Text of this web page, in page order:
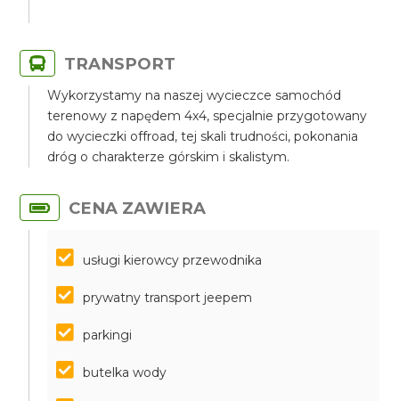
TRANSPORT
Wykorzystamy na naszej wycieczce samochód
terenowy z napędem 4x4, specjalnie przygotowany
do wycieczki offroad, tej skali trudności, pokonania
dróg o charakterze górskim i skalistym.
CENA ZAWIERA
usługi kierowcy przewodnika
prywatny transport jeepem
parkingi
butelka wody